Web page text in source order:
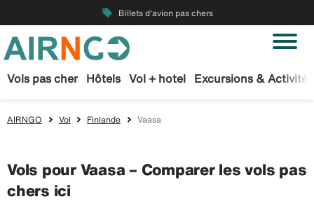
local_offer Billets d'avion pas chers
Vols pas cher Hôtels Vol + hotel Excursions & Activités
AIRNGO Vol Finlande Vaasa
Vols pour Vaasa – Comparer les vols pas
chers ici